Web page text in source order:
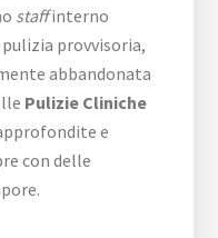
staffinterno
pulizia provvisoria,
abbandonata
Pulizie Cliniche
e
con delle